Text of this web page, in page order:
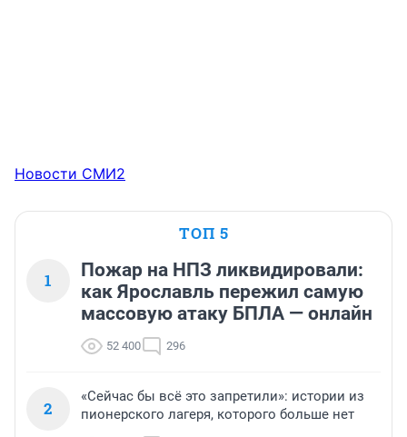
Новости СМИ2
ТОП 5
1
Пожар на НПЗ ликвидировали:
как Ярославль пережил самую
массовую атаку БПЛА — онлайн
52 400 296
2
«Сейчас бы всё это запретили»: истории из
пионерского лагеря, которого больше нет